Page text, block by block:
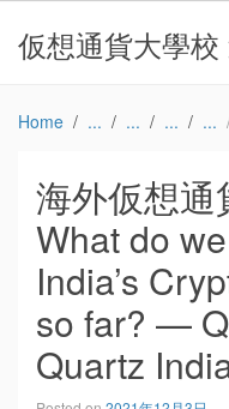
仮想通貨大學校
Home
海外仮想通
What do
India’s
so far? —
Quartz